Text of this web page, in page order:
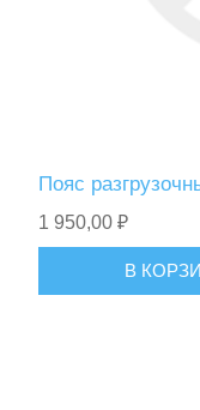
Пояс
1 950,00 ₽
В